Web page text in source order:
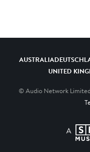
AUSTRALIA
UNITED
© Audio Network Limited